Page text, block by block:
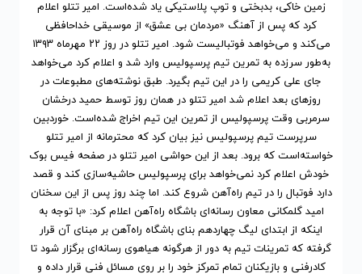
زمین خاکی، بدبختی و توپ پلاستیکی یاد شده‌است. امیر تتلو اعلام
کرد که پس از آهنگ «مردمان بی عشق» از موسیقی خداحافظی
می‌کند و می‌خواهد فوتبالیست شود. امیر تتلو در روز ۲۲ مهرماه ۱۳۹۳
به‌طور سرزده به تمرین تیم پرسپولیس وارد شد و اعلام کرد می‌خواهد
جای علی کریمی را در این تیم بگیرد. طبق نوشته‌های مطبوعات در
روزهای بعد اعلام شد امیر تتلو در همان روز توسط حمید درخشان
سرمربی وقت پرسپولیس از تمرین این تیم اخراج شده‌است. خوردبین
سرپرست تیم پرسپولیس نیز بیان کرد که محترمانه از امیر تتلو
خواسته‌است که برود. بعد از این حواشی امیر تتلو در صفحه فیس بوک
خودش اعلام کرد نمی‌خواهد برای پرسپولیس حاشیه‌سازی کند و قصد
دارد فوتبال را در تیم راه‌آهن شروع کند. اما چند روز پس از این سخنان
امید گلمکانی معاون رسانه‌ای باشگاه راه‌آهن اعلام کرد: «با توجه به
اینکه از ابتدای لیگ چهاردهم بنای باشگاه راه‌آهن بر مبنای آن قرار
گرفته که تمرینات تیم به دور از هرگونه هیاهوی رسانه‌ای برگزار شود تا
کادرفنی و بازیکنان تمام تمرکز خود را بر روی مسائل فنی قرار داده و